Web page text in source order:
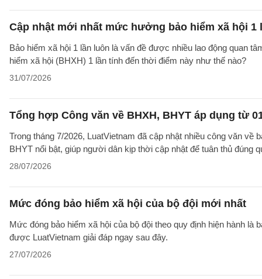
Cập nhật mới nhất mức hưởng bảo hiểm xã hội 1
Bảo hiểm xã hội 1 lần luôn là vấn đề được nhiều lao động quan
hiểm xã hội (BHXH) 1 lần tính đến thời điểm này như thế nào?
31/07/2026
Tổng hợp Công văn về BHXH, BHYT áp dụng từ
Trong tháng 7/2026, LuatVietnam đã cập nhật nhiều công văn
BHYT nổi bật, giúp người dân kịp thời cập nhật để tuân thủ đúng
28/07/2026
Mức đóng bảo hiểm xã hội của bộ đội mới nhất
Mức đóng bảo hiểm xã hội của bộ đội theo quy định hiện hành
được LuatVietnam giải đáp ngay sau đây.
27/07/2026